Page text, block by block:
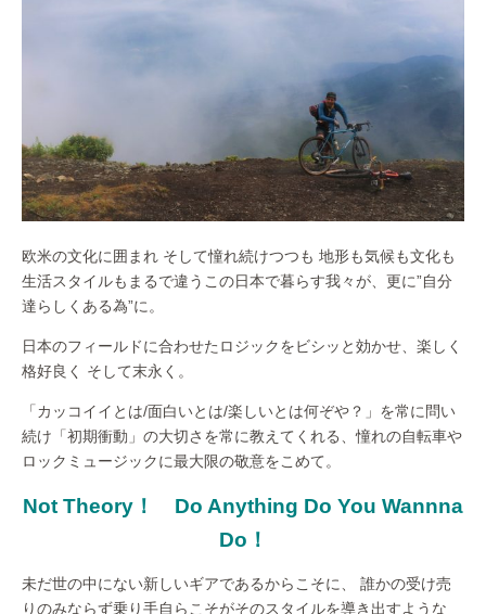
欧米の文化に囲まれ そして憧れ続けつつも 地形も気候も文化も
生活スタイルもまるで違うこの日本で暮らす我々が、更に”自分
達らしくある為”に。
日本のフィールドに合わせたロジックをビシッと効かせ、楽しく
格好良く そして末永く。
「カッコイイとは/面白いとは/楽しいとは何ぞや？」を常に問い
続け「初期衝動」の大切さを常に教えてくれる、憧れの自転車や
ロックミュージックに最大限の敬意をこめて。
Not Theory！ Do Anything Do You Wannna
Do！
未だ世の中にない新しいギアであるからこそに、 誰かの受け売
りのみならず乗り手自らこそがそのスタイルを導き出すような